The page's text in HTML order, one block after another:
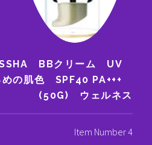
BBクリーム UV
の肌色 SPF40 PA+++
(50G) ウェルネス
Item Number 4